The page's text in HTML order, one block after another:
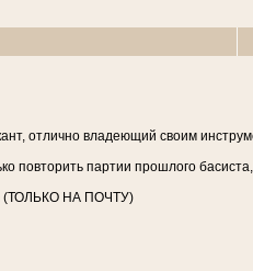
отлично владеющий своим
повторить партии прошлого
(ТОЛЬКО НА ПОЧТУ)